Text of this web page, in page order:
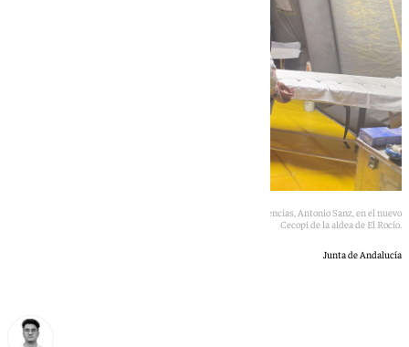
El consejero en funciones de Sanidad, Presidencia y Emergencias, Antonio Sanz, en el nuevo
Cecopi de la aldea de El Rocío.
Junta de Andalucía